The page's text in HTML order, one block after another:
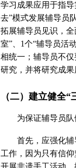
学习成果应用于指
去”模式发展辅导员
拓展辅导员见识，
室”、1个“辅导员活
相统一；辅导员不
研究，并将研究成果
（二）建立健全“
为保证辅导员
首先，应强化
工作，因为只有信